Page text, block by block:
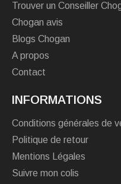
Trouver un Conseiller
Chogan avis
Blogs Chogan
A propos
Contact
INFORMATIONS
Conditions générales de
Politique de retour
Mentions Légales
Suivre mon colis